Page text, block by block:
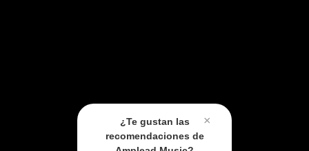
×
¿Te gustan las
recomendaciones de